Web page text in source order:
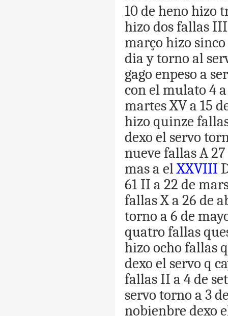
10de heno hizo
hizo dosfallas III
março hizo sinco
dia ytorno al
gago enpeso a
conel mulato 4a
martesXVa 15
hizo quinze
dexo el servo
nueve fallasA27
masa elXXVIII
61 II a 22 de
fallasXa 26 de
torno a 6 de
quatro fallas
hizo ocho fallas
dexo el servo q
fallas II a 4de
servo torno a 3
nobienbre dexo